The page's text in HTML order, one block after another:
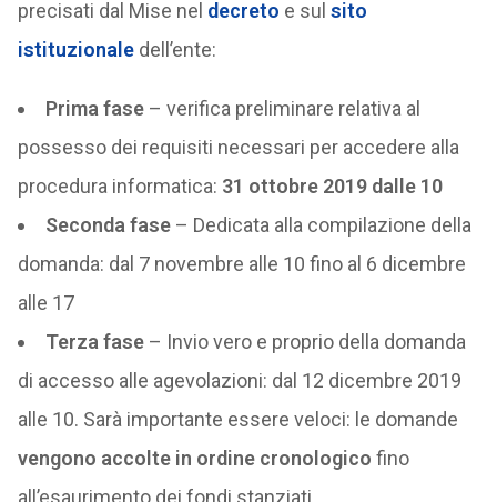
precisati dal Mise nel decreto e sul sito
istituzionaledell’ente:
Prima fase– verifica preliminare relativa al
possesso dei requisiti necessari per accedere alla
procedura informatica: 31 ottobre 2019 dalle 10
Seconda fase– Dedicata alla compilazione della
domanda: dal 7 novembre alle 10 fino al 6 dicembre
alle 17
Terza fase– Invio vero e proprio della domanda
di accesso alle agevolazioni: dal 12 dicembre 2019
alle 10. Sarà importante essere veloci: le domande
vengono accolte in ordine cronologico fino
all’esaurimento dei fondi stanziati.